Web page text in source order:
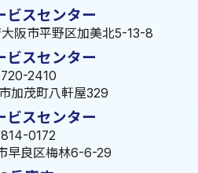
ビスセンター
阪市平野区加美北5-13-8
ビスセンター
2410
加茂町八軒屋329
ビスセンター
0172
早良区梅林6-6-29